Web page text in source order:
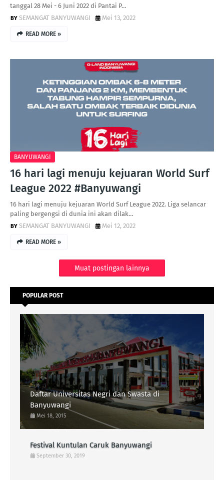
tanggal 28 Mei - 6 Juni 2022 di Pantai P…
SEMANGAT BANYUWANGI
Mei 13, 2022
READ MORE »
BANYUWANGI
16 hari lagi menuju kejuaran World Surf
League 2022 #Banyuwangi
16 hari lagi menuju kejuaran World Surf League 2022. Liga selancar
paling bergengsi di dunia ini akan dilak…
SEMANGAT BANYUWANGI
Mei 12, 2022
READ MORE »
Muat postingan lainnya
POPULAR POST
Daftar Universitas Negri dan Swasta di
Banyuwangi
Mei 18, 2015
Festival Kuntulan Caruk Banyuwangi
September 30, 2019